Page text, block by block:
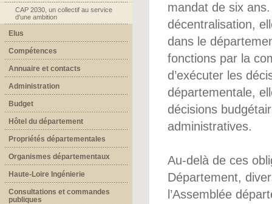
CAP 2030, un collectif au service
d'une ambition
Elus
Compétences
Annuaire et contacts
Administration
Budget
Hôtel du département
Propriétés départementales
Organismes départementaux
Haute-Loire Ingénierie
Consultations et commandes
publiques
mandat de six
décentralisation,
dans le
fonctions par la
d’exécuter les
départementale,
décisions
administratives.
Au-delà de ces
Département,
l’Assemblée